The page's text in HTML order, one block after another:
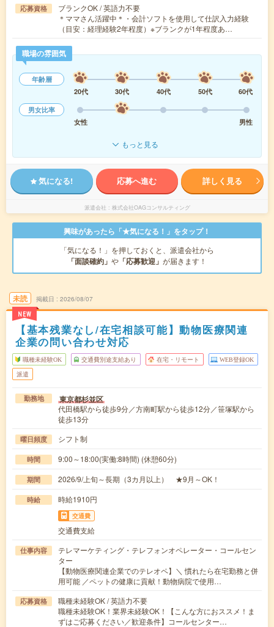
応募資格
ブランクOK / 英語力不要
＊ママさん活躍中＊・会計ソフトを使用して仕訳入力経験
（目安：経理経験2年程度）※ブランクが1年程度あ…
職場の雰囲気
年齢層
20代
30代 40代 50代
60代
男女比率
女性
男性
もっと見る
気になる! 応募へ進む 詳しく見る
派遣会社 株式会社OAGコンサルティング
興味があったら「★気になる！」をタップ！
「気になる！」を押しておくと、派遣会社から
「面談確約」 や 「応募歓迎」 が届きます！
未読
NEW
掲載日 2026/08/07
【基本残業なし/在宅相談可能】動物医療関連
企業の問い合わせ対応
職種未経験OK 交通費別途支給あり 在宅・リモート WEB登録OK
派遣
勤務地 東京都杉並区
代田橋駅から徒歩9分／方南町駅から徒歩12分／笹塚駅から
徒歩13分
曜日頻度 シフト制
時間 9:00～18:00(実働:8時間) (休憩60分)
期間 2026/9/上旬～長期（3カ月以上） ★9月～OK！
時給 時給1910円
交通費
交通費支給
仕事内容
テレマーケティング・テレフォンオペレーター・コールセン
ター
【動物医療関連企業でのテレオペ】＼ 慣れたら在宅勤務と併
用可能 ／ペットの健康に貢献！動物病院で使用…
応募資格
職種未経験OK / 英語力不要
職種未経験OK！業界未経験OK！【こんな方におススメ！ま
ずはご応募ください／歓迎条件】コールセンター…